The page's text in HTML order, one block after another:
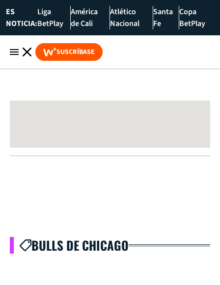
ES
NOTICIA:
Liga
BetPlay
América
de Cali
Atlético
Nacional
Santa
Fe
Copa
BetPlay
SUSCRÍBASE
BULLS DE CHICAGO